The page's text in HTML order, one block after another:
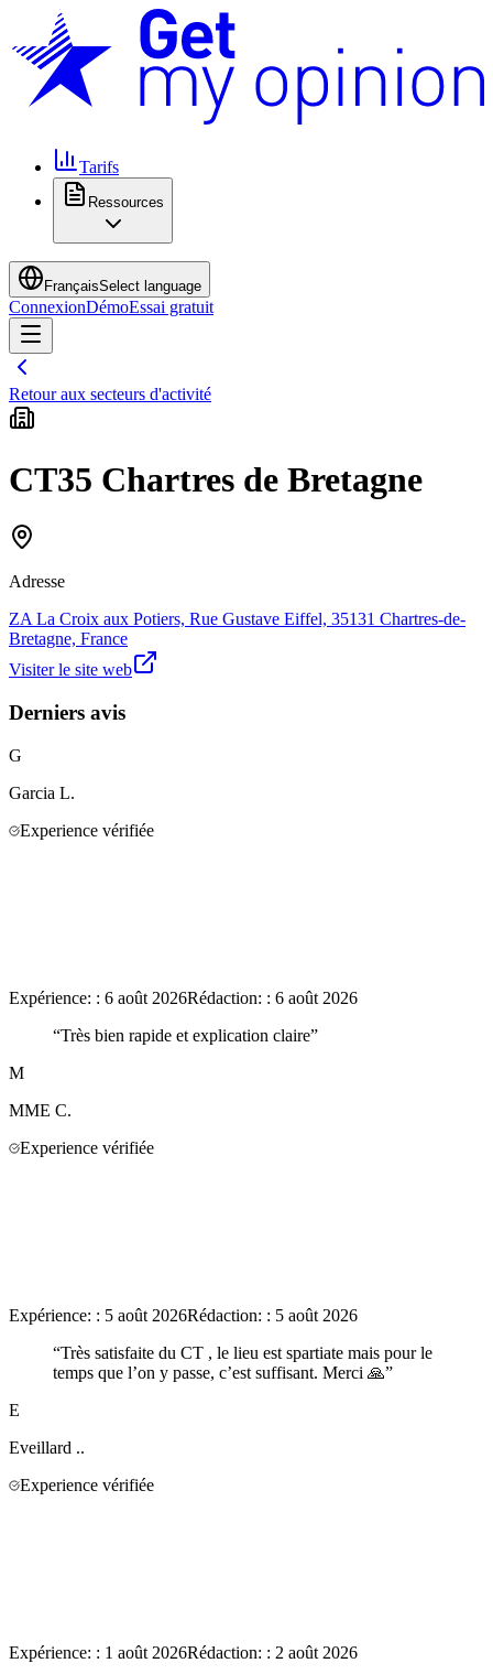
Tarifs
Ressources
FrançaisSelect language
ConnexionDémoEssai gratuit
Retour aux secteurs d'activité
CT35 Chartres de Bretagne
Adresse
ZA La Croix aux Potiers, Rue Gustave Eiffel, 35131 Chartres-de-
Bretagne, France
Visiter le site web
Derniers avis
G
Garcia L.
Experience vérifiée
Expérience: : 6 août 2026Rédaction: : 6 août 2026
“Très bien rapide et explication claire”
M
MME C.
Experience vérifiée
Expérience: : 5 août 2026Rédaction: : 5 août 2026
“Très satisfaite du CT , le lieu est spartiate mais pour le
temps que l’on y passe, c’est suffisant. Merci 🙏”
E
Eveillard ..
Experience vérifiée
Expérience: : 1 août 2026Rédaction: : 2 août 2026